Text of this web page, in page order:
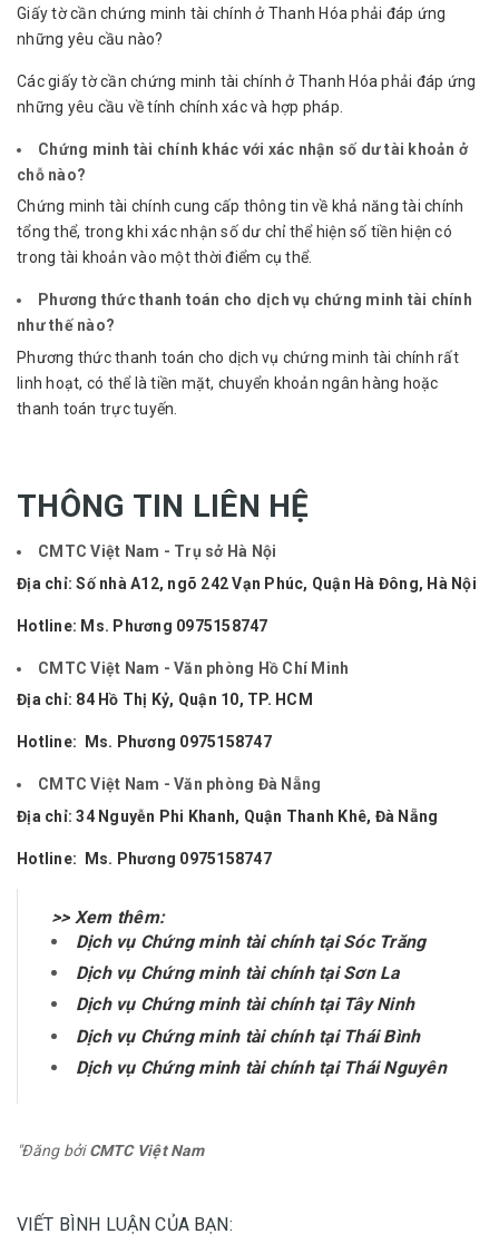
Giấy tờ cần chứng minh tài chính ở Thanh Hóa phải đáp ứng
những yêu cầu nào?
Các giấy tờ cần chứng minh tài chính ở Thanh Hóa phải đáp ứng
những yêu cầu về tính chính xác và hợp pháp.
Chứng minh tài chính khác với xác nhận số dư tài khoản ở
chỗ nào?
Chứng minh tài chính cung cấp thông tin về khả năng tài chính
tổng thể, trong khi xác nhận số dư chỉ thể hiện số tiền hiện có
trong tài khoản vào một thời điểm cụ thể.
Phương thức thanh toán cho dịch vụ chứng minh tài chính
như thế nào?
Phương thức thanh toán cho dịch vụ chứng minh tài chính rất
linh hoạt, có thể là tiền mặt, chuyển khoản ngân hàng hoặc
thanh toán trực tuyến.
THÔNG TIN LIÊN HỆ
CMTC Việt Nam - Trụ sở Hà Nội
Địa chỉ:Số nhà A12, ngõ 242 Vạn Phúc, Quận Hà Đông, Hà Nội
Hotline: Ms. Phương 0975158747
CMTC Việt Nam - Văn phòng Hồ Chí Minh
Địa chỉ: 84 Hồ Thị Kỷ, Quận 10, TP. HCM
Hotline: Ms. Phương 0975158747
CMTC Việt Nam - Văn phòng Đà Nẵng
Địa chỉ: 34 Nguyễn Phi Khanh, Quận Thanh Khê, Đà Nẵng
Hotline: Ms. Phương 0975158747
>> Xem thêm:
Dịch vụ Chứng minh tài chính tại Sóc Trăng
Dịch vụ Chứng minh tài chính tại Sơn La
Dịch vụ Chứng minh tài chính tại Tây Ninh
Dịch vụ Chứng minh tài chính tại Thái Bình
Dịch vụ Chứng minh tài chính tại Thái Nguyên
"Đăng bởiCMTC Việt Nam
VIẾT BÌNH LUẬN CỦA BẠN: